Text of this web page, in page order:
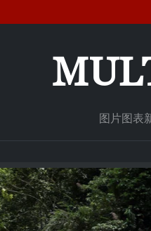
图片图表